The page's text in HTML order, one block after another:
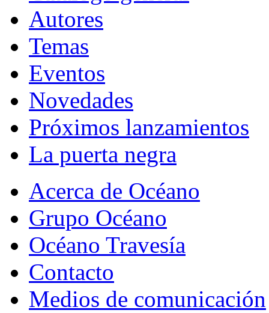
Autores
Temas
Eventos
Novedades
Próximos lanzamientos
La puerta negra
Acerca de Océano
Grupo Océano
Océano Travesía
Contacto
Medios de comunicación